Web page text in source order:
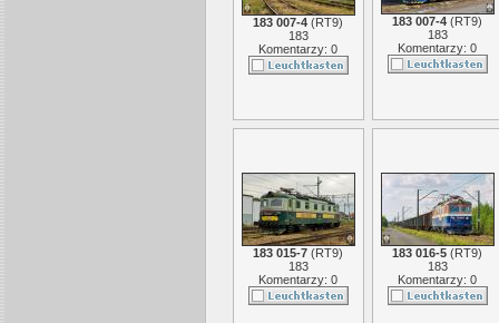
183 007-4 (RT9)
183
Komentarzy: 0
183 007-4 (RT9)
183
Komentarzy: 0
183 015-7 (RT9)
183
Komentarzy: 0
183 016-5 (RT9)
183
Komentarzy: 0